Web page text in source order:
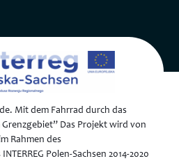
Mit dem Fahrrad durch das
Das Projekt wird von
Rahmen des
Polen-Sachsen 2014-2020